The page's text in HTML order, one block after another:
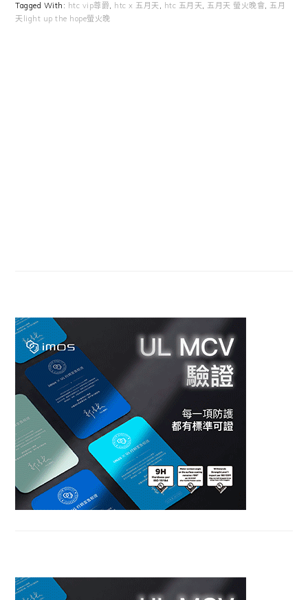
Tagged With: htc vip尊爵, htc x 五月天 , htc 五月天,五月天 螢火晚會,五月
天light up the hope螢火晚